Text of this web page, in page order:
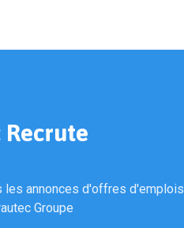
les annonces d'offres d'emplois
Groupe